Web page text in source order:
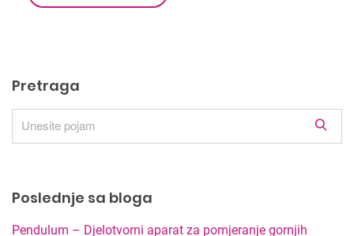
Pretraga
e
Poslednje sa bloga
Pendulum – Djelotvorni aparat za pomjeranje gornjih